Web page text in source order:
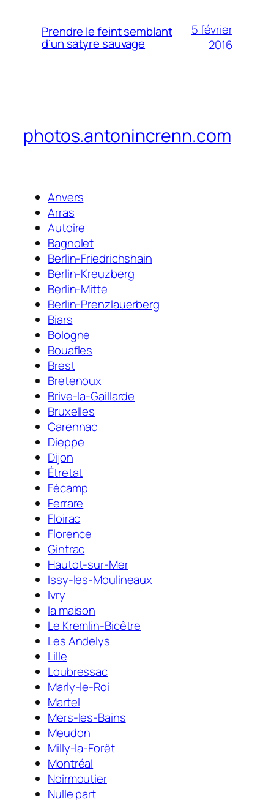
Prendre le feint semblant
d’un satyre sauvage
5 février
2016
photos.antonincrenn.com
Anvers
Arras
Autoire
Bagnolet
Berlin-Friedrichshain
Berlin-Kreuzberg
Berlin-Mitte
Berlin-Prenzlauerberg
Biars
Bologne
Bouafles
Brest
Bretenoux
Brive-la-Gaillarde
Bruxelles
Carennac
Dieppe
Dijon
Étretat
Fécamp
Ferrare
Floirac
Florence
Gintrac
Hautot-sur-Mer
Issy-les-Moulineaux
Ivry
la maison
Le Kremlin-Bicêtre
Les Andelys
Lille
Loubressac
Marly-le-Roi
Martel
Mers-les-Bains
Meudon
Milly-la-Forêt
Montréal
Noirmoutier
Nulle part